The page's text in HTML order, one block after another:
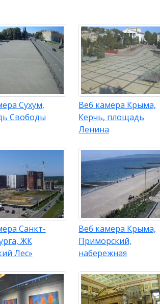
Сухум,
Свободы
Веб камера Крыма,
Керчь, площадь
Ленина
Санкт-
ЖК
Лес»
Веб камера Крыма,
Приморский,
набережная